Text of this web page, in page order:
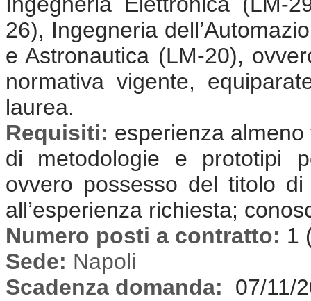
26), Ingegneria
e Astronautica (LM-20),
normativa vigente,
laurea.
Requisiti: esperienza
di metodologie e prototipi
ovvero possesso del titolo
all’esperienza richiesta;
Numero posti a contratto: 1
Sede: Napoli
Scadenza domanda:
07/11/